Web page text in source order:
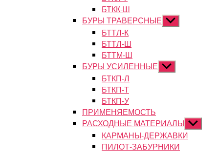
БТКК-Ш
БУРЫ ТРАВЕРСНЫЕ Показывать
подменю
БТТЛ-К
БТТЛ-Ш
БТТМ-Ш
БУРЫ УСИЛЕННЫЕ Показывать
подменю
БТКП-Л
БТКП-Т
БТКП-У
ПРИМЕНЯЕМОСТЬ
РАСХОДНЫЕ МАТЕРИАЛЫ
подменю
КАРМАНЫ-ДЕРЖАВКИ
ПИЛОТ-ЗАБУРНИКИ